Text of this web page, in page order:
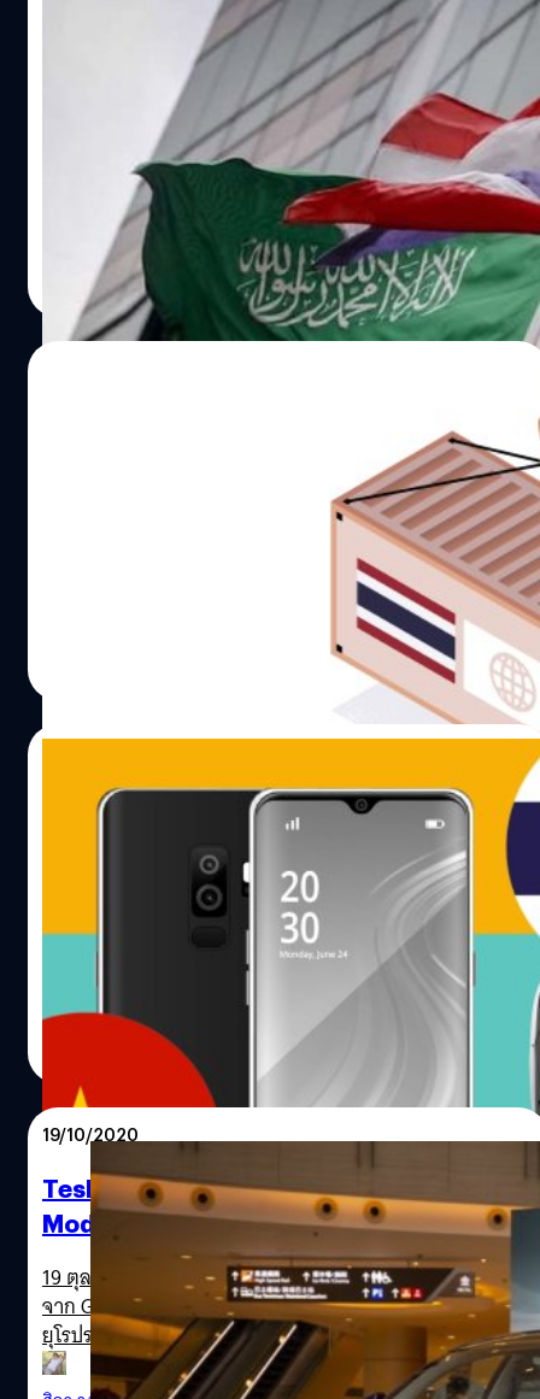
เคแบงก์ชี้ไทยฟื้นสัมพันธ์ซาอุฯ สร้างโอกาสให้
สินค้าไทย คาดส่งออกปี 65 โต 15%
การฟื้นความสัมพันธ์ระหว่างไทยกับซาอุดีอาระเบียครั้งแรกใน
รอบ 30 ปี ส่งผลให้หลังจากนี้คงจะมีการเชื่อมโยงทาง
เศรษฐกิจระหว่างกันมากขึ้น โดยในปี 2564 ไทยมีมูลค่าการค้า
กับซาอุฯ รวม 7,301 ล้านดอลลาร์ (ราว 240,710 ล้านบาท)
ส่วนใหญ่ไทยพึ่งพาการนำเข้าน้ำมันและเคมีภัณฑ์สูงถึง 5,662
ล้านดอลลาร์ (ราว 186,670 ล้านบาท) ขณะที่ไทยส่งออกสินค้า
เพียง 1,638 ล้านดอลลาร์ (ราว 54,004 ล้านบาท) คิดเป็น
เพียง 0.6% ของการส่งออกทั้งหมดของไทย ทางด้าน
อินโดนีเซีย ถึงแม้ว่าสินค้าไทยจะตอบโจทย์ความต้องการของ
ซาอุฯ ได้โดดเด่นที่สุดในอาเซียน แต่ในช่วงที่ผ่านมาสินค้าจาก
คู่แข่งอย่างอินโดนีเซียหลายรายการก็เริ่มแข่งขันกับไทย อาทิ
รถยนต์นั่ง, อาหารทะเลแปรรูป ขณะเดียวกันก็ต้องระวังสินค้า
ข้าวจากเวียดนามที่อาจแข่งกับข้าวไทยมากขึ้น อย่างไรก็ดี การ
แข่งขันของไทยกับคู่แข่งในขณะนี้ยังอยู่ในสถานะเท่าเทียมกัน
คือต้องเสียภาษีนำเข้าเฉลี่ยที่ 5.6% (MFN rate) ซึ่งการจะผลัก
ดันการส่งออกของไทยไปซาอุฯ ให้เติบโตได้เต็มศักยภาพ ส่วน
หนึ่งต้องอาศัยแรงผลักดันของภาครัฐ ซึ่งหากอาศัยจังหวะที่
ไทยและซาอุฯ เริ่มสานสัมพันธ์ครั้งใหม่ต่อยอดเจรจาจัด
ทำความตกลงทางการค้า (FTA) ระหว่างกันได้ก่อนชาติอื่น
วาณิชชา สายเสมา | 1641 days ago
Read More
ทำไมเรายังดีใจไม่ได้ ในเมื่อการส่งออกของ
กระทรวงพาณิชย์แถลงตัวเลขการส่งออกของประเทศไทย
เดือนพฤษภาคมที่ผ่านมา บอกว่าอัตราการขยายตัวสูงที่สุดใน
รอบ 11 ปี หรือนับจากปี 2553 โดยปกติแล้วเราควรจะดีใจกับ
เรื่องนี้ แต่ทำไมประชาชนถึงรู้สึกเฉย ๆ และไม่ได้สัมผัสว่าชีวิต
ดีขึ้นสักเท่าไหร่? คำตอบง่าย ๆ ก็คือ รายได้จากการส่งออกที่
เติบโตเป็นของบริษัทผู้ส่งออกขนาดใหญ่ กว่าจะส่งผ่านมาถึง
มือประชาชนผ่านการจัดซื้อจัดจ้าง ลงทุนหรือจ้างงานมันต้อง
ใช้เวลา และยิ่งสถานการณ์เศรษฐกิจเป็นแบบนี้ ไม่ใช่เรื่องง่าย
เลยที่ภาคธุรกิจจะควักเงิน ขยายกำลังการผลิตหรือทำอะไรที่
ทำให้เราตื่นเต้นนัก ก็เพราะปีฐานที่นำมาคำนวณคือปี 2563 ที่
ผ่านมา ซึ่งเศรษฐกิจไทยหดตัวถึง 6.1% ดังนั้นเเมื่อหยิบตัวเลข
ปีนี้เทียบกับปีที่ผ่านมา ไม่ว่าจะเป็นมุมไหนก็ตามที อย่างไรก็ดู
เติบโตขึ้นกว่าปี 2563 ที่ได้รับผลกระทบจากการแพร่ระบาด
ของโรคโควิด-19 จนถึงป่านนี้ก็ยังสะบักสะบอมกับวิถีชีวิตใหม่
ที่รายได้ผู้บริโภคลดลง กำลังซื้อต่ำ กิจกรรมทางเศรษฐกิจติด
ๆ ขัด ๆ เราคงหวังกลับมาพึ่งภาคบริการโดยเฉพาะการท่อง
เที่ยวในปีนี้ได้ยาก คงต้องเอาใจช่วยภาคการส่งออกที่เป็น
เครื่องยนต์ตัวเดียวที่ทำงานอยู่ให้นำพาประเทศไปข้างหน้าต่อ
มูลค่าการส่งออกเดือนพฤษภาคม 2564 เติบโตขึ้น 41.59%
เมื่อเทียบกับปีก่อนและเมื่อรวมมูลค่าการส่งออกทั้ง 5 เดือน
ของปีนี้ พบว่าเติบโต 10.78% ปัจจัยหลักคือการฟื้นตัวของ
เศรษฐกิจโลก นั่นคือลูกค้าต่างประเทศของเราเริ่มกลับมาสั่ง
ซื้อสินค้าเพราะบ้านเมืองของเขาเศรษฐกิจเริ่มเดินหน้าต่อได้
จากการควบคุมโรคโควิด-19 และการเร่งกระจายวัคซีนเพื่อ
สร้างความมั่นใจให้ประชาชน เขาก็เดิน (หรือ Zoom) กลับมา
สั่งซื้อของจากเราได้มากกว่าปีก่อนที่มีแต่ความไม่แน่นอน การ
ส่งออกของเราก็เติบโตกลับขึ้นมา…
‘เมืองไทยขายรถ’ VS ‘เวียดนามขายมือถือ’
เข้าใจความต่างในการส่งออกสองประเทศ
ความจริงที่ต้องยอมรับกันได้แล้ว คือเศรษฐกิจของเวียดนาม
จะมีขนาดใหญ่กว่าประเทศไทยในอีก 15 ปีข้างหน้าหรือภายใน
ปี 2578 หากจังหวะในการวิ่ง (หรือเดิน) ของเศรษฐกิจทั้ง 2
ประเทศยังเป็นแบบที่เป็นอยู่ทุกวันนี้ จากข้อมูลของศูนย์วิจัย
เศรษฐศาสตร์และธุรกิจ (CEBR) ที่รายงานว่าเศรษฐกิจของ
เวียดนามจะยังเติบโตได้อย่างร้อนแรง 7% ต่อปีต่อเนื่องไปใน
ทศวรรษนี้และจะค่อยปรับลดเป็นโตเฉลี่ยปีละ 6.6% ใน
ทศวรรษถัดไป ซึ่งมูลค่าของขนาดเศรษฐกิจที่เราวัดกันด้วย
ผลิตภัณฑ์มวลรวมภายในประเทศหรือ GDP นั้นจะแซงหน้า
ประเทศอย่างไทยและไต้หวันในไม่ช้า คาดว่าอีก 15 ปีข้างหน้า
เศรษฐกิจของเวียดนามจะแตะ 1.59 ล้านล้านเหรียญสหรัฐ
จากปัจจุบันที่ 3.4 แสนล้านเหรียญสหรัฐ นั่นคือเติบโตอีก 5
เท่าจากปัจจุบัน เมื่อเปรียบเทียบเฉพาะภาคการส่งออกของ
เวียดนามกับประเทศไทย จากข้อมูลเว็บไซต์ World Top
Exports พบว่าสินค้าส่งออก 5 อันดับแรกของไทยในปี 2019
ซึ่งเป็นช่วงก่อนเกิดวิกฤตการณ์โควิด-19 ได้แก่ คอมพิวเตอร์
และอุปกรณ์, สินค้าอิเล็กทรอนิกส์, ยานพาหนะ, อัญมณี และ
ผลิตภัณฑ์ยาง ขณะที่สินค้าขายดีของเวียดนามคือ สินค้าอิเล็
มนต์ชัย วงษ์กิตติไกรวัล | 1956 days ago
19/10/2020
Tesla เผยจะส่งออกรถยนต์ซีดานไฟฟ้า
Model 3 ที่ผลิตในจีนรุกตลาดยุโรป
19 ตุลาคม Tesla เปิดเผยว่ามีแผนจะส่งออก Model 3 ที่ผลิต
จาก Gigafactory 3 ในเซี่ยงไฮ้ของจีนไปยังกว่า 10 ประเทศใน
ยุโรปรวมถึงเยอรมนี ฝรั่งเศส และสวิตเซอร์แลนด์โดยเริ่มจาก
ปลายเดือนตุลาคมนี้